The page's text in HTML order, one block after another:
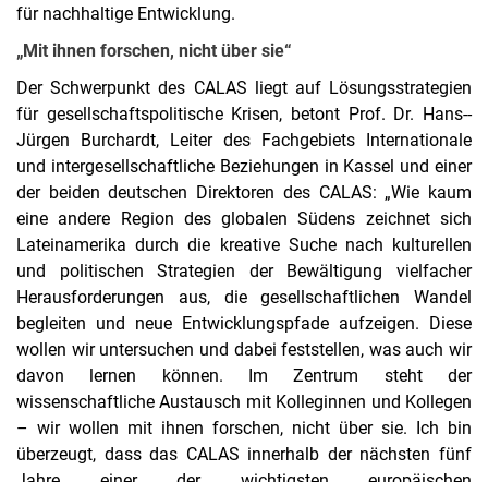
für nachhaltige Entwicklung.
„Mit ihnen forschen, nicht über sie“
Der Schwerpunkt des CALAS liegt auf Lösungsstrategien
für gesellschaftspolitische Krisen, betont Prof. Dr. Hans-­
Jürgen Burchardt, Leiter des Fachgebiets Internationale
und intergesellschaftliche Beziehungen in Kassel und einer
der beiden deutschen Direktoren des CALAS: „Wie kaum
eine andere Region des globalen Südens zeichnet sich
Lateinamerika durch die kreative Suche nach kulturellen
und politischen Strategien der Bewältigung vielfacher
Herausforderungen aus, die gesellschaftlichen Wandel
begleiten und neue Entwicklungspfade aufzeigen. Diese
wollen wir untersuchen und dabei feststellen, was auch wir
davon lernen können. Im Zentrum steht der
wissenschaftliche Austausch mit Kolleginnen und Kollegen
– wir wollen mit ihnen forschen, nicht über sie. Ich bin
überzeugt, dass das CALAS innerhalb der nächsten fünf